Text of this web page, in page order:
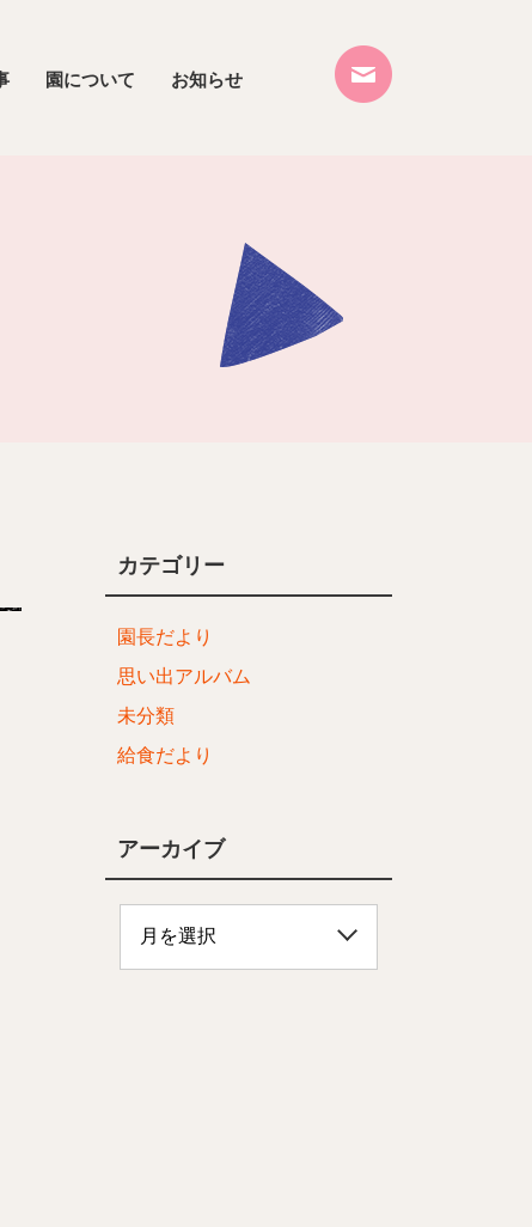
園について お知らせ
カテゴリー
園長だより
思い出アルバム
未分類
給食だより
アーカイブ